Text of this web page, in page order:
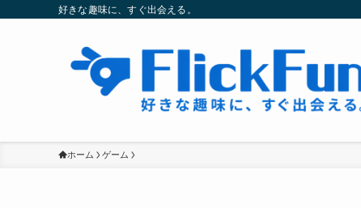
好きな趣味に、すぐ出会える。
ホーム ゲーム